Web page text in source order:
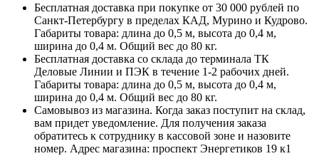
Бесплатная доставка при покупке от 30 000 рублей по
Санкт-Петербургу в пределах КАД, Мурино и Кудрово.
Габариты товара: длина до 0,5 м, высота до 0,4 м,
ширина до 0,4 м. Общий вес до 80 кг.
Бесплатная доставка со склада до терминала ТК
Деловые Линии и ПЭК в течение 1-2 рабочих дней.
Габариты товара: длина до 0,5 м, высота до 0,4 м,
ширина до 0,4 м. Общий вес до 80 кг.
Самовывоз из магазина. Когда заказ поступит на склад,
вам придет уведомление. Для получения заказа
обратитесь к сотруднику в кассовой зоне и назовите
номер. Адрес магазина: проспект Энергетиков 19 к1